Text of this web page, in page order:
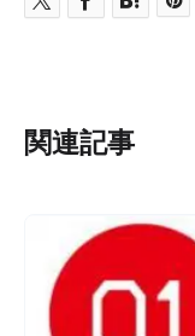
関連記事